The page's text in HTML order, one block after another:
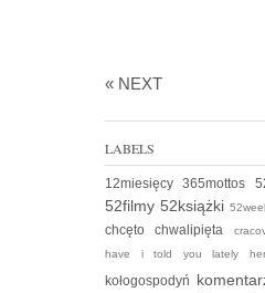
« NEXT
LABELS
12miesięcy365mottos
52filmy 52książki
chcętochwalipięta
have i told you lately
kołogospodyń